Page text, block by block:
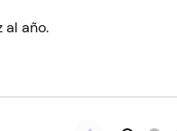
al año.